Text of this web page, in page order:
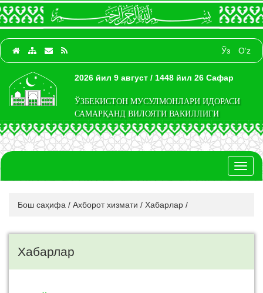
Ўз O‘z
2026 йил 9 август / 1448 йил 26 Сафар
ЎЗБЕКИСТОН МУСУЛМОНЛАРИ ИДОРАСИ
САМАРҚАНД ВИЛОЯТИ ВАКИЛЛИГИ
Бош саҳифа / Ахборот хизмати / Хабарлар /
Хабарлар